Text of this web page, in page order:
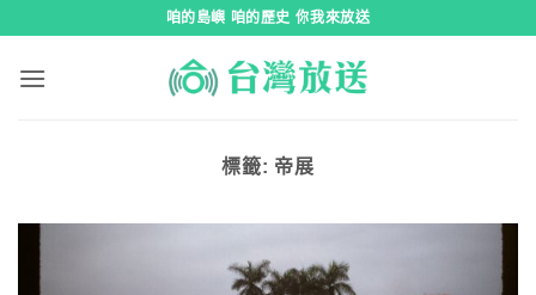
咱的島嶼 咱的歷史 你我來放送
標籤: 帝展